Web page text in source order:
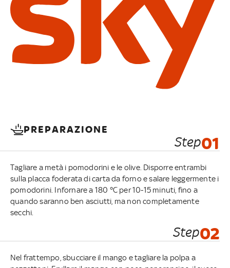
PREPARAZIONE
Step01
Tagliare a metà i pomodorini e le olive. Disporre entrambi
sulla placca foderata di carta da forno e salare leggermente i
pomodorini. Infornare a 180 °C per 10-15 minuti, fino a
quando saranno ben asciutti, ma non completamente
secchi.
Step02
Nel frattempo, sbucciare il mango e tagliare la polpa a